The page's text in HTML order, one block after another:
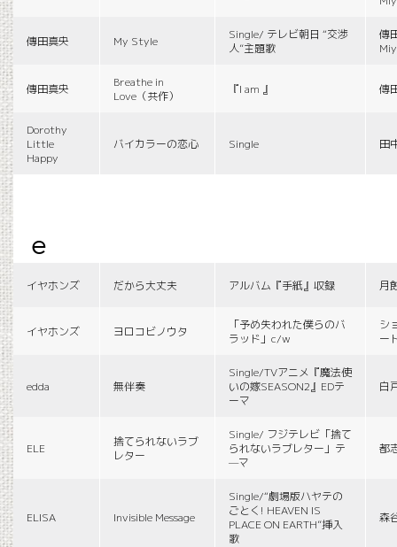
傳田真央 My Style
Single/ テレビ朝日 “交渉
人”主題歌
傳
傳田真央
Breathe in
Love（共作）
『I am 』 傳
Dorothy
Little
Happy
バイカラーの恋心 Single 田
e
イヤホンズ だから大丈夫 アルバム『手紙』収録 月
イヤホンズ ヨロコビノウタ
「予め失われた僕らのバ
ラッド」c/w
シ
ー
edda 無伴奏
Single/TVアニメ『魔法使
いの嫁SEASON2』EDテ
ーマ
白
ELE
捨てられないラブ
レター
Single/ フジテレビ「捨て
られないラブレター」テ
—マ
都
ELISA Invisible Message
Single/“劇場版ハヤテの
ごとく! HEAVEN IS
PLACE ON EARTH”挿入
歌
森